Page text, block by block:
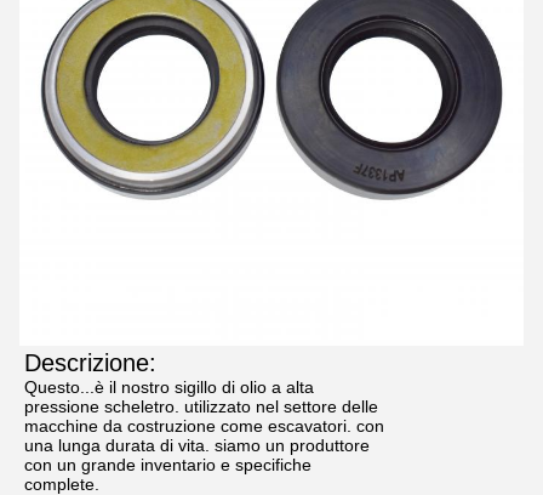
Descrizione:
Questo... è il nostro sigillo di olio a alta
pressione scheletro. utilizzato nel settore delle
macchine da costruzione come escavatori. con
una lunga durata di vita. siamo un produttore
con un grande inventario e specifiche
complete.